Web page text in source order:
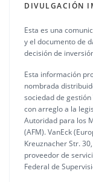
DIVULGACIÓN
Esta es una
y el documento de
decisión de
Esta información
nombrada
sociedad de
con arreglo a la
Autoridad para los
(AFM). VanEck
Kreuznacher Str.
proveedor de
Federal de